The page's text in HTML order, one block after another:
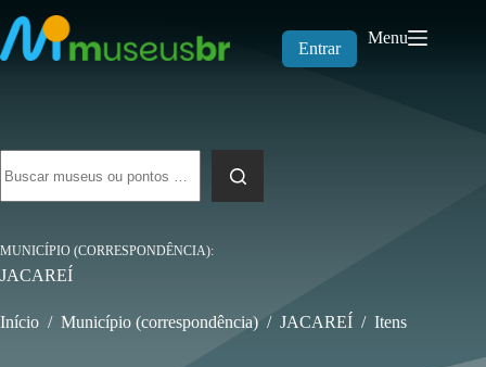
para
o
conteúdo
Entrar
Menu
resultados
MUNICÍPIO (CORRESPONDÊNCIA)
JACAREÍ
Início / Município (correspondência) / JACAREÍ / Itens